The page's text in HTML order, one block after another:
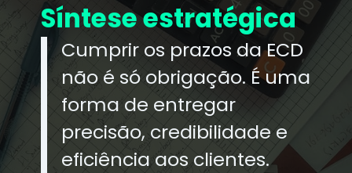
Síntese estratégica
Cumprir os prazos da ECD
não é só obrigação. É uma
forma de entregar
precisão, credibilidade e
eficiência aos clientes.